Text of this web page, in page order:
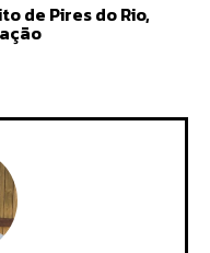
de Pires do Rio,